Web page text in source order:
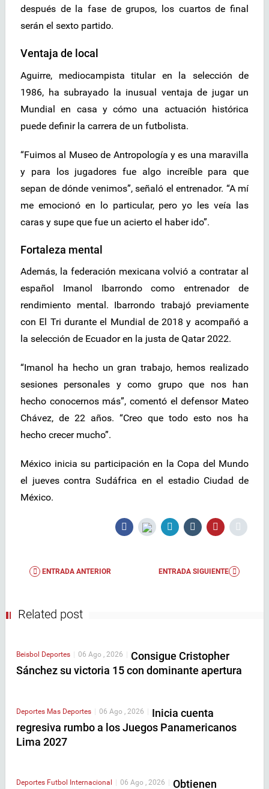
después de la fase de grupos, los cuartos de final
serán el sexto partido.
Ventaja de local
Aguirre, mediocampista titular en la selección de
1986, ha subrayado la inusual ventaja de jugar un
Mundial en casa y cómo una actuación histórica
puede definir la carrera de un futbolista.
“Fuimos al Museo de Antropología y es una maravilla
y para los jugadores fue algo increíble para que
sepan de dónde venimos”, señaló el entrenador. “A mí
me emocionó en lo particular, pero yo les veía las
caras y supe que fue un acierto el haber ido”.
Fortaleza mental
Además, la federación mexicana volvió a contratar al
español Imanol Ibarrondo como entrenador de
rendimiento mental. Ibarrondo trabajó previamente
con El Tri durante el Mundial de 2018 y acompañó a
la selección de Ecuador en la justa de Qatar 2022.
“Imanol ha hecho un gran trabajo, hemos realizado
sesiones personales y como grupo que nos han
hecho conocernos más”, comentó el defensor Mateo
Chávez, de 22 años. “Creo que todo esto nos ha
hecho crecer mucho”.
México inicia su participación en la Copa del Mundo
el jueves contra Sudáfrica en el estadio Ciudad de
México.
ENTRADA ANTERIOR ENTRADA SIGUIENTE
Related post
Beisbol Deportes 06 Ago , 2026
Consigue Cristopher
Sánchez su victoria 15 con dominante apertura
Deportes Mas Deportes | 06 Ago , 2026 | Inicia cuenta
regresiva rumbo a los Juegos Panamericanos
Lima 2027
Deportes Futbol Internacional 06 Ago , 2026
Obtienen